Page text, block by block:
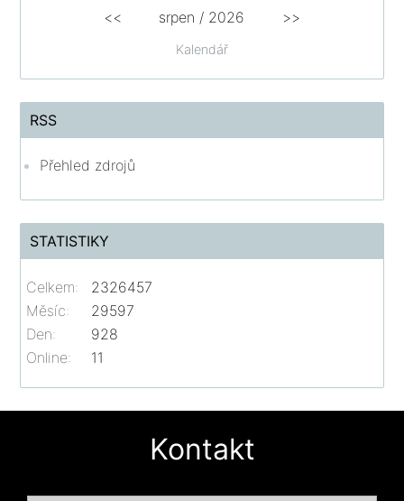
Kalendář
<< srpen / 2026 >>
RSS
Přehled zdrojů
STATISTIKY
Online: 11
Celkem:
2326457
Měsíc:
29597
Den:
928
Kontakt